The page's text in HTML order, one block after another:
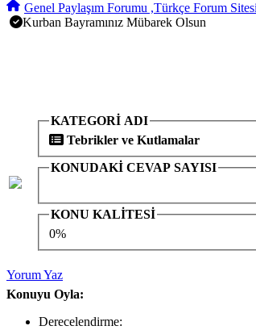
Genel Paylaşım Forumu ,Türkçe Forum
Kurban Bayramınız Mübarek Olsun
KATEGORİ ADI
Tebrikler ve Kutlamalar
KONUDAKİ CEVAP SAYISI
KONU KALİTESİ
0%
Yorum Yaz
Konuyu Oyla:
Derecelendirme: